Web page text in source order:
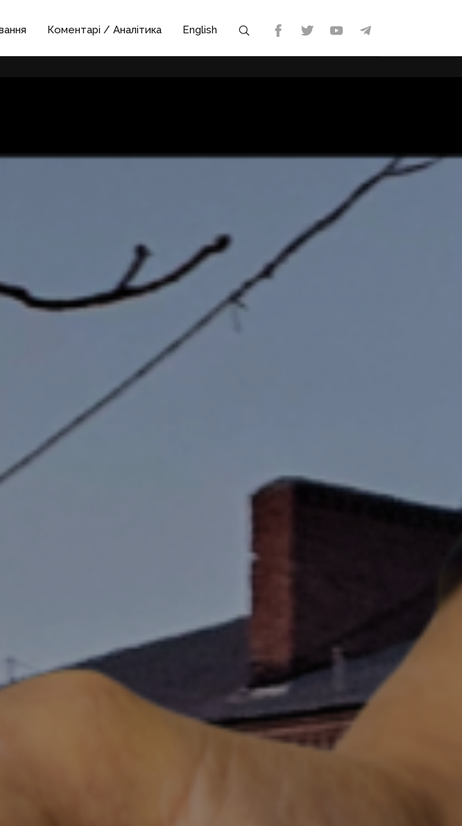
Коментарі / Аналітика English